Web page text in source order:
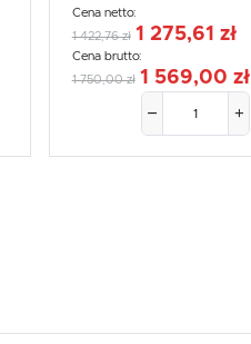
Cena netto:
1 422,76 zł 1 275,61 zł
Cena brutto:
1 750,00 zł 1 569,00 zł